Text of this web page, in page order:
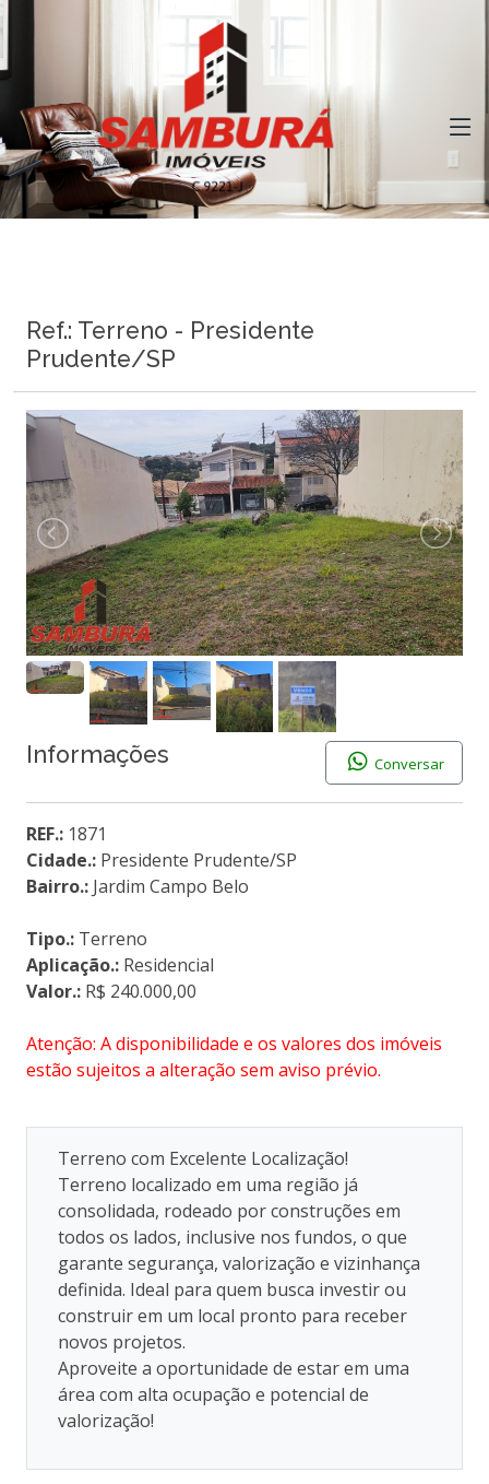
Ref.: Terreno - Presidente
Prudente/SP
Informações Conversar
REF.: 1871
Cidade.: Presidente Prudente/SP
Bairro.: Jardim Campo Belo
Tipo.: Terreno
Aplicação.: Residencial
Valor.: R$ 240.000,00
Atenção: A disponibilidade e os valores dos imóveis
estão sujeitos a alteração sem aviso prévio.
Terreno com Excelente Localização!
Terreno localizado em uma região já
consolidada, rodeado por construções em
todos os lados, inclusive nos fundos, o que
garante segurança, valorização e vizinhança
definida. Ideal para quem busca investir ou
construir em um local pronto para receber
novos projetos.
Aproveite a oportunidade de estar em uma
área com alta ocupação e potencial de
valorização!